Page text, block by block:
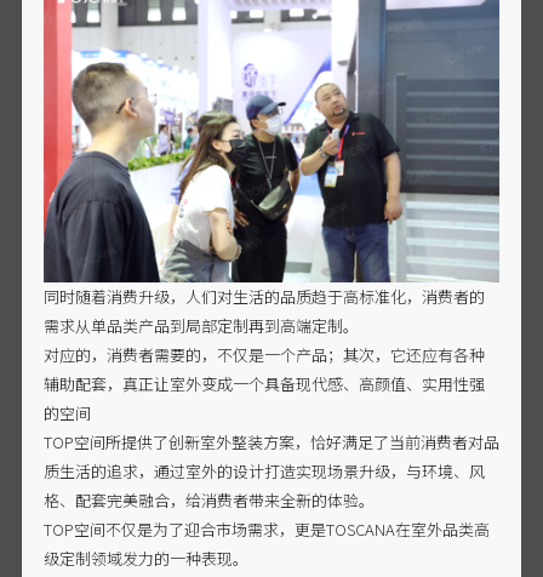
同时随着消费升级，人们对生活的品质趋于高标准化，消费者的
需求从单品类产品到局部定制再到高端定制。
对应的，消费者需要的，不仅是一个产品；其次，它还应有各种
辅助配套，真正让室外变成一个具备现代感、高颜值、实用性强
的空间
TOP空间所提供了创新室外整装方案，恰好满足了当前消费者对品
质生活的追求，通过室外的设计打造实现场景升级，与环境、风
格、配套完美融合，给消费者带来全新的体验。
TOP空间不仅是为了迎合市场需求，更是TOSCANA在室外品类高
级定制领域发力的一种表现。